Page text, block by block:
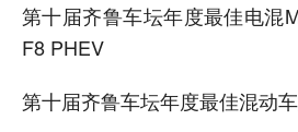
第十届齐鲁车坛年度最佳电混
F8 PHEV
第十届齐鲁车坛年度最佳混动